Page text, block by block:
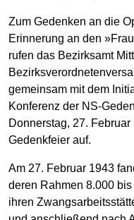
Zum Gedenken an die
Erinnerung an den
rufen das Bezirksamt
gemeinsam mit dem
Konferenz der NS-
Donnerstag, 27.
Gedenkfeier auf.
Am 27. Februar 1943
deren Rahmen 8.000
ihren